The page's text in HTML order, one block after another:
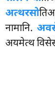
अत्थरसो
नामानि.
अयमेत्थ